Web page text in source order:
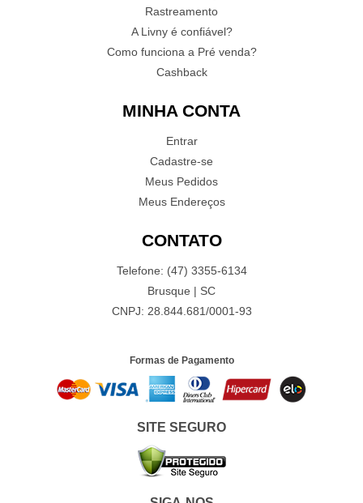
Rastreamento
A Livny é confiável?
Como funciona a Pré venda?
Cashback
MINHA CONTA
Entrar
Cadastre-se
Meus Pedidos
Meus Endereços
CONTATO
Telefone: (47) 3355-6134
Brusque | SC
CNPJ: 28.844.681/0001-93
Formas de Pagamento
SITE SEGURO